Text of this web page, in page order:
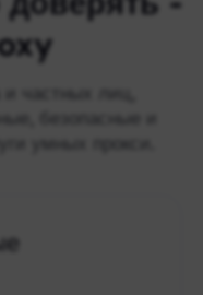
частных лиц,
безопасные и
умных прокси.